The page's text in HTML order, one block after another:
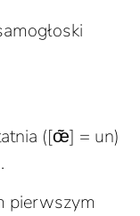
([œ̃] = un)
pierwszym